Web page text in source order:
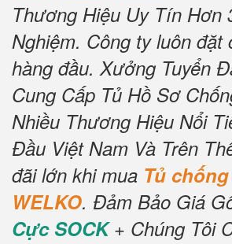
Thương Hiệu Uy Tín Hơn
Nghiệm. Công ty luôn đặt
hàng đầu. Xưởng Tuyển
Cung Cấp Tủ Hồ Sơ
Nhiều Thương Hiệu Nổi
Đầu Việt Nam Và Trên
đãi lớn khi mua Tủ
WELKO. Đảm Bảo Giá
Cực SOCK+ Chúng Tôi